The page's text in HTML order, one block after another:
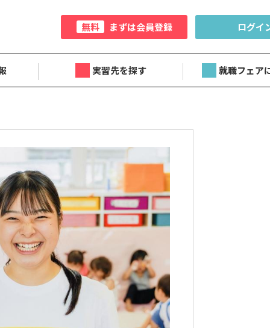
無料 まずは会員登録 ログイ
実習先を探す 就職フェア